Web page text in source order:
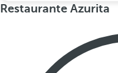
Restaurante Azurita